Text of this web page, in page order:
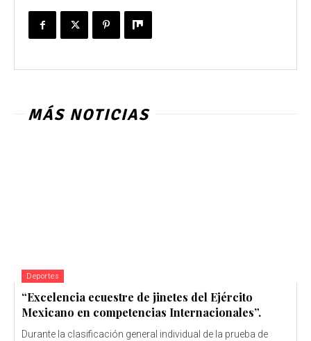
MÁS NOTICIAS
Deportes
“Excelencia ecuestre de jinetes del Ejército
Mexicano en competencias Internacionales”.
Durante la clasificación general individual de la prueba de